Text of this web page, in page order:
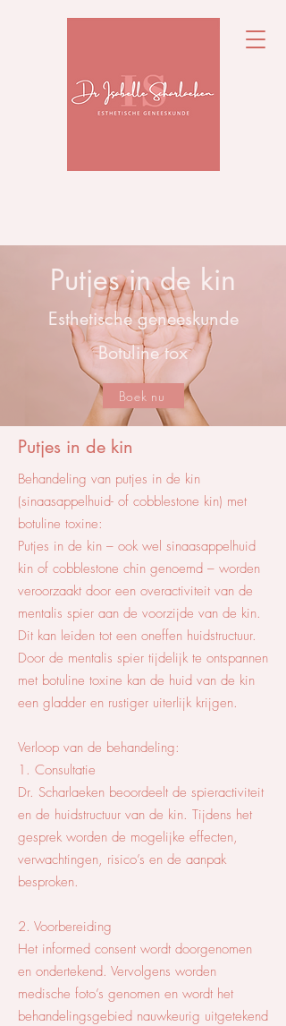
Putjes in de kin
Esthetische geneeskunde
Botuline tox
Boek nu
Putjes in de kin
Behandeling van putjes in de kin
(sinaasappelhuid- of cobblestone kin) met
botuline toxine:
Putjes in de kin – ook wel sinaasappelhuid
kin of cobblestone chin genoemd – worden
veroorzaakt door een overactiviteit van de
mentalis spier aan de voorzijde van de kin.
Dit kan leiden tot een oneffen huidstructuur.
Door de mentalis spier tijdelijk te ontspannen
met botuline toxine kan de huid van de kin
een gladder en rustiger uiterlijk krijgen.
Verloop van de behandeling:
1. Consultatie
Dr. Scharlaeken beoordeelt de spieractiviteit
en de huidstructuur van de kin. Tijdens het
gesprek worden de mogelijke effecten,
verwachtingen, risico’s en de aanpak
besproken.
2. Voorbereiding
Het informed consent wordt doorgenomen
en ondertekend. Vervolgens worden
medische foto’s genomen en wordt het
behandelingsgebied nauwkeurig uitgetekend